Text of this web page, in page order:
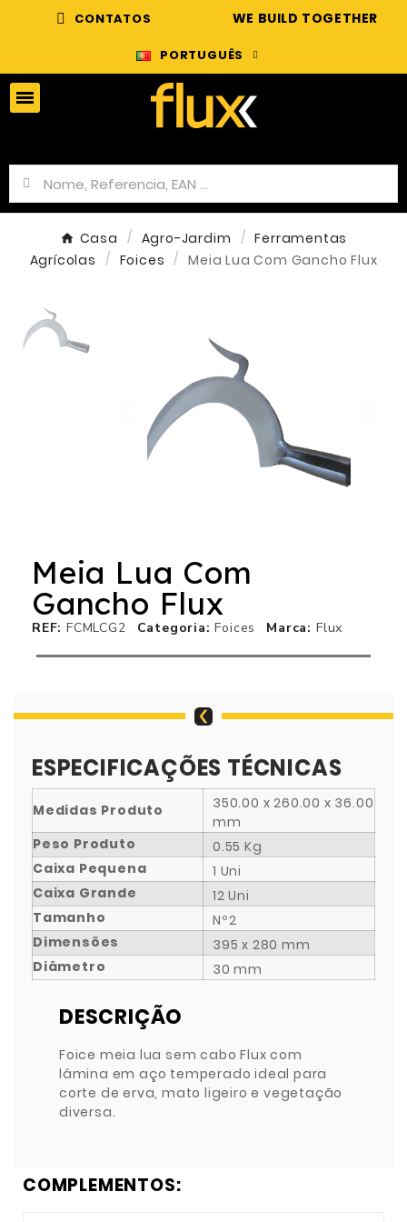
CONTATOS WE BUILD TOGETHER
PORTUGUÊS
Casa Agro-Jardim
Ferramentas
Agrícolas
Foices Meia Lua Com Gancho Flux
Meia Lua Com
Gancho Flux
REF FCMLCG2 Categoria Foices Marca Flux
ESPECIFICAÇÕES TÉCNICAS
Medidas Produto
350.00 x 260.00 x 36.00
mm
Peso Produto
0.55 Kg
Caixa Pequena
1 Uni
Caixa Grande
12 Uni
Tamanho
Nº2
Dimensões
395 x 280 mm
Diâmetro
30 mm
DESCRIÇÃO
Foice meia lua sem cabo Flux com
lâmina em aço temperado ideal para
corte de erva, mato ligeiro e vegetação
diversa.
COMPLEMENTOS: